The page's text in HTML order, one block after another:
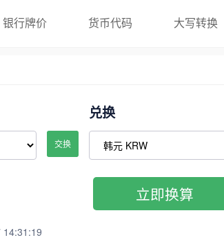
银行牌价 货币代码 大写转换
交换
兑换
14:31:19
立即换算